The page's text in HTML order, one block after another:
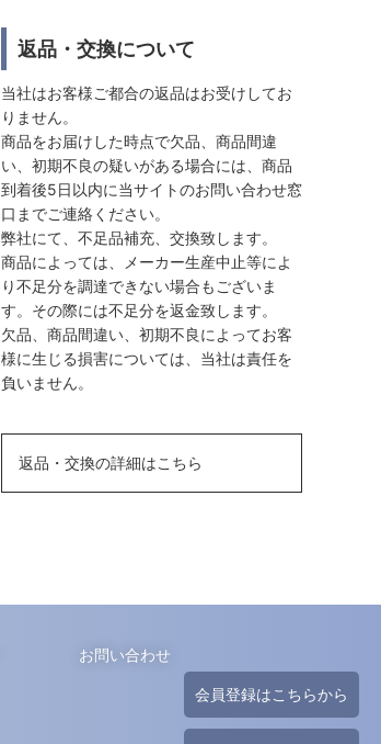
会員登録はこちらから
返品・交換について
当社はお客様ご都合の返品はお受けしてお
りません。
商品をお届けした時点で欠品、商品間違
い、初期不良の疑いがある場合には、商品
到着後5日以内に当サイトのお問い合わせ窓
口までご連絡ください。
弊社にて、不足品補充、交換致します。
商品によっては、メーカー生産中止等によ
り不足分を調達できない場合もございま
す。その際には不足分を返金致します。
欠品、商品間違い、初期不良によってお客
様に生じる損害については、当社は責任を
負いません。
返品・交換の詳細はこちら
お問い合わせ